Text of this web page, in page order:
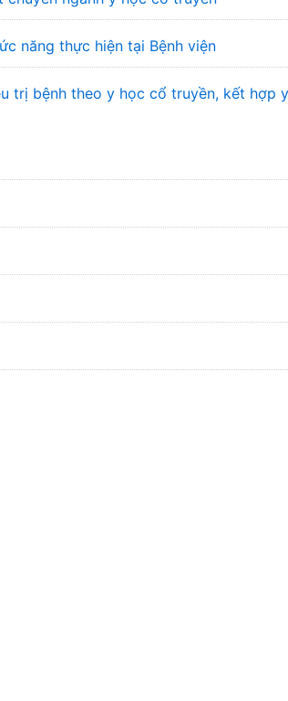
năng thực hiện tại Bệnh viện
trị bệnh theo y học cổ truyền, kết hợp